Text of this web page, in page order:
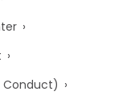
Conduct)